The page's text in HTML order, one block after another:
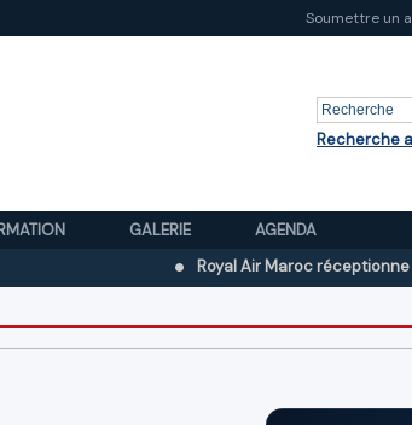
Soumettre un
Recherche
GALERIE AGENDA
Royal Air Maroc réceptionne son